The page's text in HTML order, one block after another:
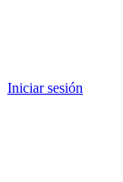
Iniciar sesión